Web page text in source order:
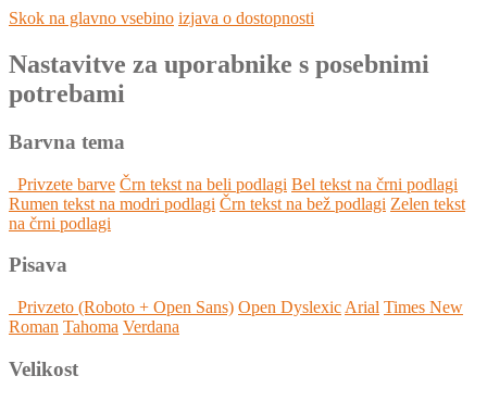
Skok na glavno vsebino izjava o dostopnosti
Nastavitve za uporabnike s posebnimi
potrebami
Barvna tema
Privzete barve Črn tekst na beli podlagi Bel tekst na črni podlagi
Rumen tekst na modri podlagi Črn tekst na bež podlagi Zelen tekst
na črni podlagi
Pisava
Privzeto (Roboto + Open Sans) Open Dyslexic Arial Times New
Roman Tahoma Verdana
Velikost